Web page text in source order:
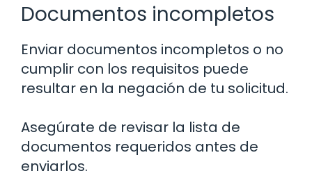
Documentos incompletos
Enviar documentos incompletos o no
cumplir con los requisitos puede
resultar en la negación de tu solicitud.
Asegúrate de revisar la lista de
documentos requeridos antes de
enviarlos.